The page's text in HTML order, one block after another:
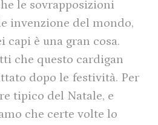
le sovrapposizioni
invenzione del mondo,
è una gran cosa.
che questo cardigan
dopo le festività. Per
tipico del Natale, e
che certe volte lo